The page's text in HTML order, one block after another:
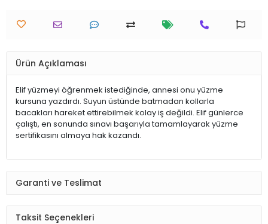
Ürün Açıklaması
Elif yüzmeyi öğrenmek istediğinde, annesi onu yüzme
kursuna yazdırdı. Suyun üstünde batmadan kollarla
bacakları hareket ettirebilmek kolay iş değildi. Elif günlerce
çalıştı, en sonunda sınavı başarıyla tamamlayarak yüzme
sertifikasını almaya hak kazandı.
Garanti ve Teslimat
Taksit Seçenekleri